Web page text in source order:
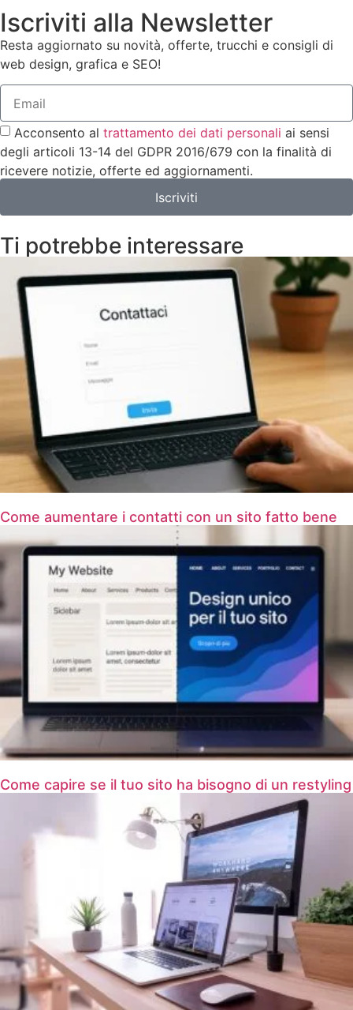
Iscriviti alla Newsletter
Resta aggiornato su novità, offerte, trucchi e consigli di
web design, grafica e SEO!
Acconsento al trattamento dei dati personali ai sensi
degli articoli 13-14 del GDPR 2016/679 con la finalità di
ricevere notizie, offerte ed aggiornamenti.
Iscriviti
Ti potrebbe interessare
Come aumentare i contatti con un sito fatto bene
Come capire se il tuo sito ha bisogno di un restyling